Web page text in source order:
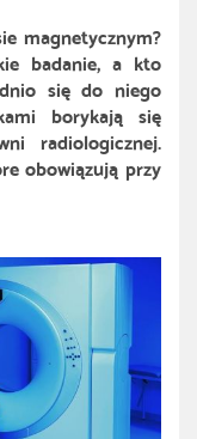
magnetycznym?
badanie, a kto
się do niego
borykają się
radiologicznej.
obowiązują przy